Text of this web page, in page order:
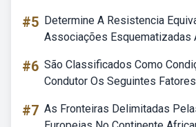
#5 Determine A Resistencia
Associações Esquematizadas
#6 São Classificados Como
Condutor Os Seguintes Fatores
#7 As Fronteiras Delimitadas